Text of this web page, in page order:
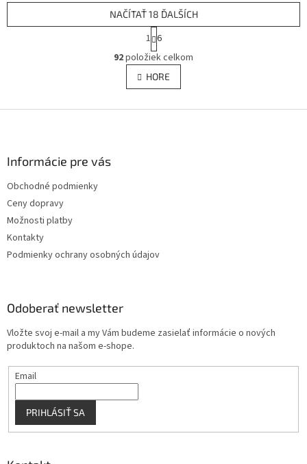
O
v
l
á
p
NAČÍTAŤ 18 ĎALŠÍCH
S
t
r
á
n
k
v
1 6
92položiek celkom
HORE
Informácie pre vás
Obchodné podmienky
Ceny dopravy
Možnosti platby
Kontakty
Podmienky ochrany osobných údajov
Odoberať newsletter
Vložte svoj e-mail a my Vám budeme zasielať informácie o nových
produktoch na našom e-shope.
Email
PRIHLÁSIŤ SA